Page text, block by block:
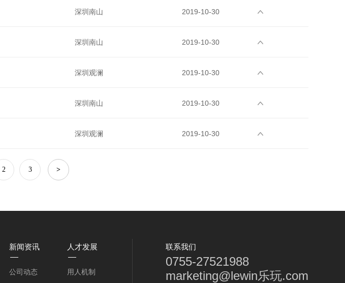
深圳南山 2019-10-30
深圳南山 2019-10-30
深圳观澜 2019-10-30
深圳南山 2019-10-30
深圳观澜 2019-10-30
2 3 >
新闻资讯
公司动态
人才发展
用人机制
联系我们
0755-27521988
marketing@lewin乐玩.com